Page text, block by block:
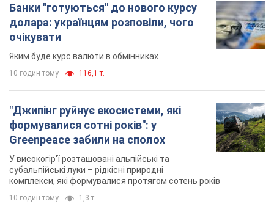
Банки "готуються" до нового курсу
долара: українцям розповіли, чого
очікувати
Яким буде курс валюти в обмінниках
10 годин тому 116,1 т.
"Джипінг руйнує екосистеми, які
формувалися сотні років": у
Greenpeace забили на сполох
У високогір'ї розташовані альпійські та
субальпійські луки – рідкісні природні
комплекси, які формувалися протягом сотень років
10 годин тому 1,3 т.